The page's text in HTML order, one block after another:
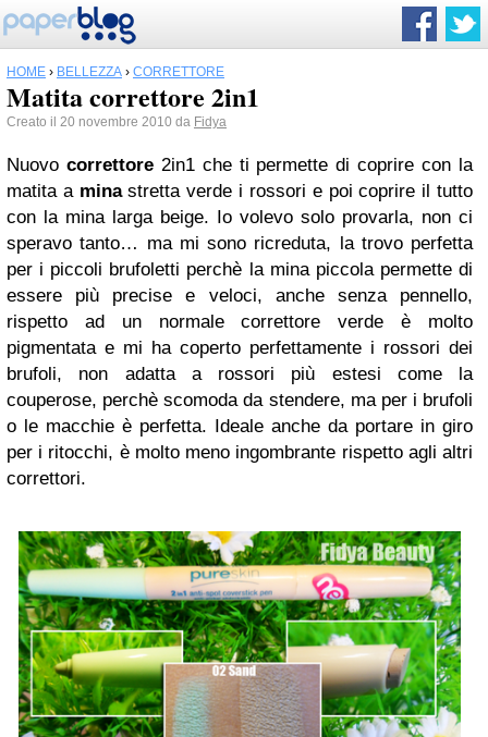
HOME › BELLEZZA › CORRETTORE
Matita correttore 2in1
Creato il 20 novembre 2010 da Fidya
Nuovo correttore2in1 che ti permette di coprire con la
matita a minastretta verde i rossori e poi coprire il tutto
con la mina larga beige. Io volevo solo provarla, non ci
speravo tanto… ma mi sono ricreduta, la trovo perfetta
per i piccoli brufoletti perchè la mina piccola permette di
essere più precise e veloci, anche senza pennello,
rispetto ad un normale correttore verde è molto
pigmentata e mi ha coperto perfettamente i rossori dei
brufoli, non adatta a rossori più estesi come la
couperose, perchè scomoda da stendere, ma per i brufoli
o le macchie è perfetta. Ideale anche da portare in giro
per i ritocchi, è molto meno ingombrante rispetto agli altri
correttori.